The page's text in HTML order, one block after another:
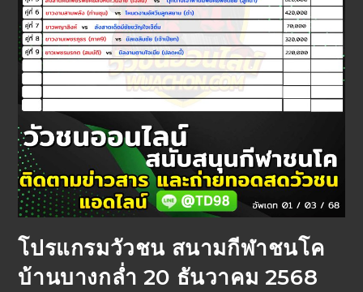
โปรแกรมวัวชน สนามกีฬาชนโค
บ้านบางกล่ำ 20 ธันวาคม 2568